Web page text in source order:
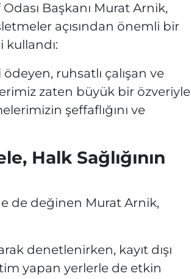
Başkanı Murat Arnik,
açısından önemli bir
ruhsatlı çalışan ve
zaten büyük bir özveriyle
şeffaflığını ve
Halk Sağlığının
de değinen Murat Arnik,
denetlenirken, kayıt dışı
yapan yerlerle de etkin